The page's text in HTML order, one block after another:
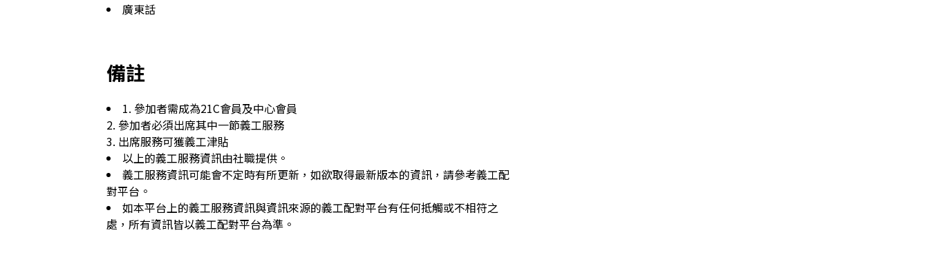
廣東話
備註
1. 參加者需成為21C會員及中心會員
2. 參加者必須出席其中一節義工服務
3. 出席服務可獲義工津貼
以上的義工服務資訊由社職提供。
義工服務資訊可能會不定時有所更新，如欲取得最新版本的資訊，請參考義工配
對平台。
如本平台上的義工服務資訊與資訊來源的義工配對平台有任何抵觸或不相符之
處，所有資訊皆以義工配對平台為準。